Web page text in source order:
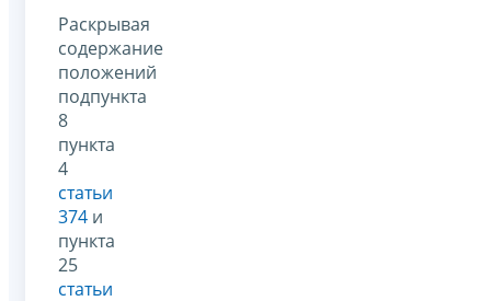
Раскрывая
содержание
положений
подпункта
8
пункта
4
статьи
374 и
пункта
25
статьи